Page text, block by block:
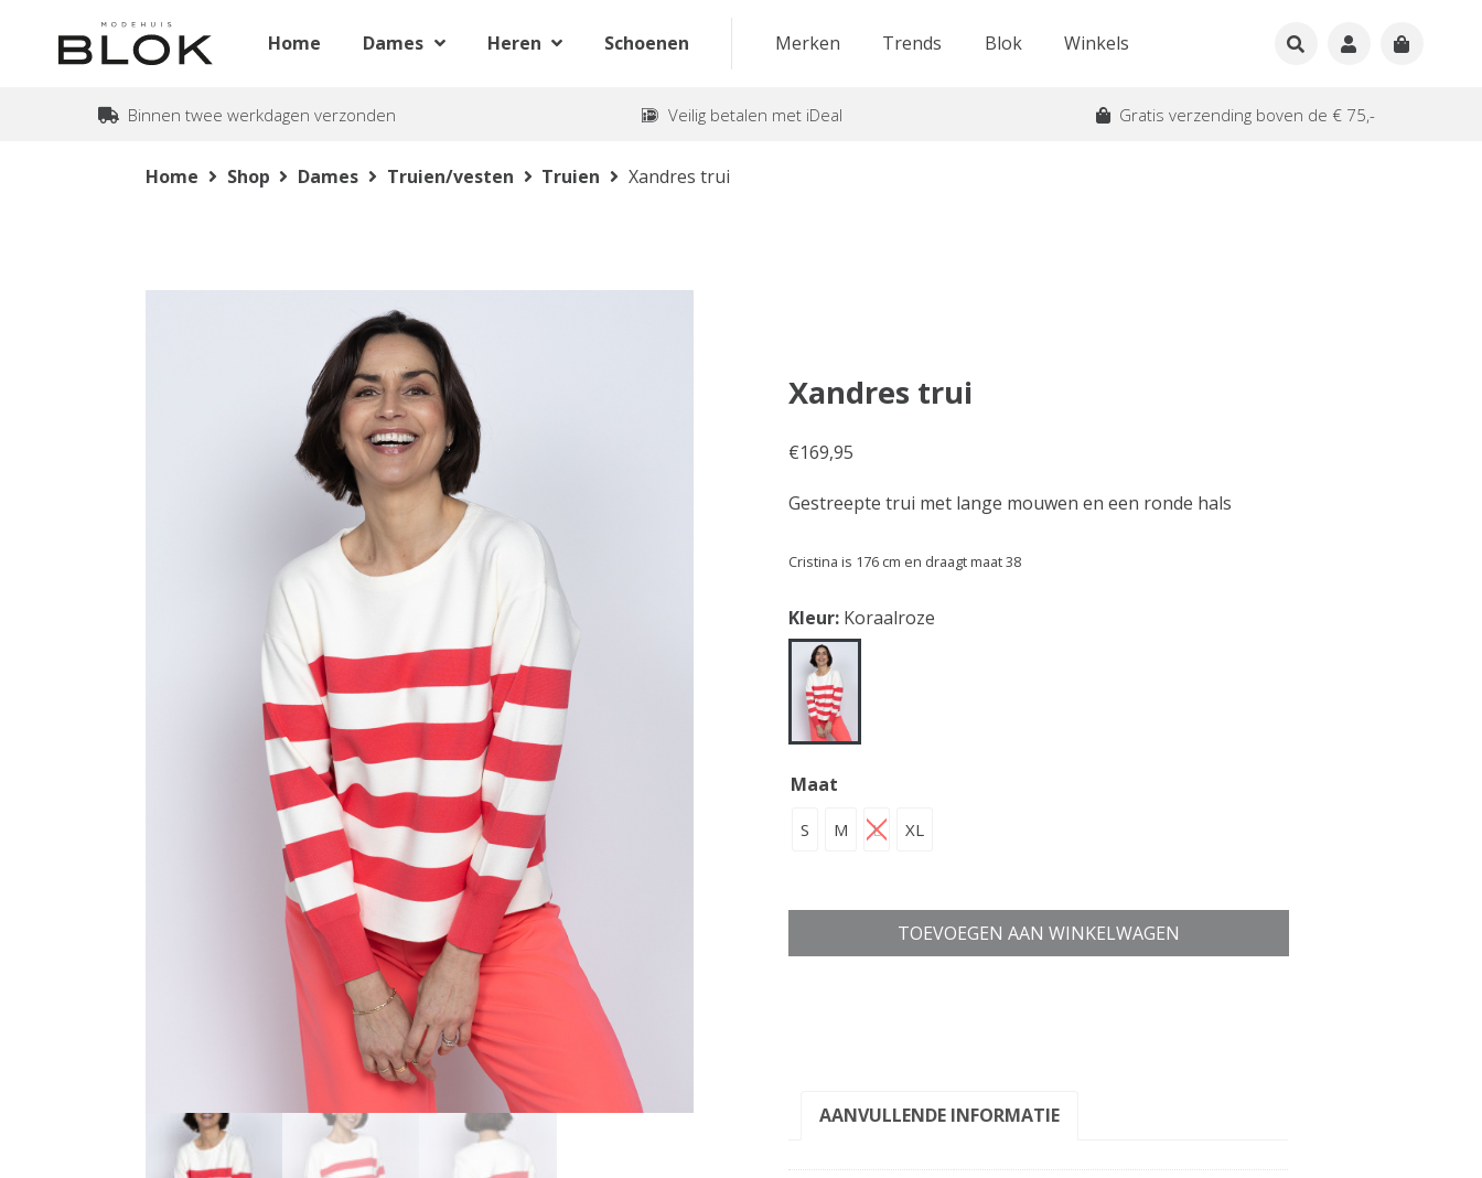
Home Dames Heren Schoenen Merken Trends Blok Winkels
Binnen twee werkdagen verzonden Veilig betalen met iDeal Gratis verzending boven de € 75,-
Home Shop Dames Truien/vesten Truien Xandres trui
Xandres trui
€169,95
Gestreepte trui met lange mouwen en een ronde hals
Cristina is 176 cm en draagt maat 38
Kleur: Koraalroze
Maat
S M L XL
TOEVOEGEN AAN WINKELWAGEN
AANVULLENDE INFORMATIE